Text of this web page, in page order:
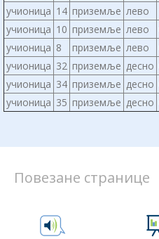
учионица 14 приземље лево
учионица 10 приземље лево
учионица 8 приземље лево
учионица 32 приземље десно
учионица 34 приземље десно
учионица 35 приземље десно
Повезане странице